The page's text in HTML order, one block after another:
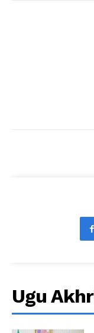
Ugu